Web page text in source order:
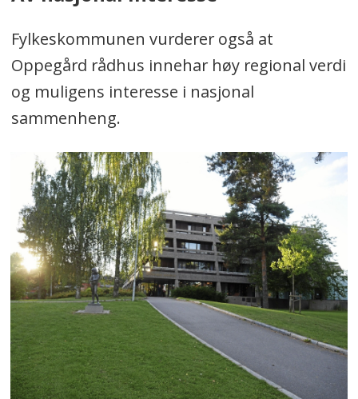
Fylkeskommunen vurderer også at
Oppegård rådhus innehar høy regional verdi
og muligens interesse i nasjonal
sammenheng.